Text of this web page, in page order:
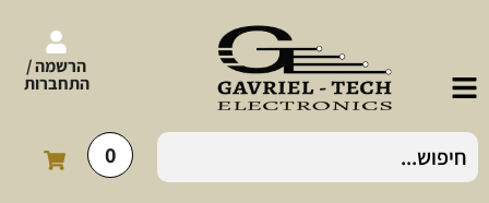
הרשמה /
התחברות
0